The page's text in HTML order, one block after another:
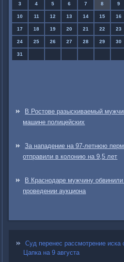
3 4 5 6 7 8 9
10 11 12 13 14 15 16
17 18 19 20 21 22 23
24 25 26 27 28 29 30
31
В Ростове разыскиваемый
машине полицейских
За нападение на 97-летнюю
отправили в колонию на 9,5 лет
В Краснодаре мужчину
проведении аукциона
Суд перенес рассмотрение иска
Цапка на 9 августа